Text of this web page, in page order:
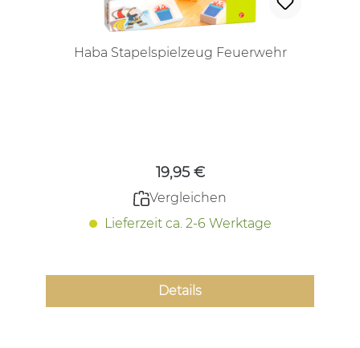
Haba Stapelspielzeug Feuerwehr
19,95 €
Vergleichen
Lieferzeit ca. 2-6 Werktage
Details